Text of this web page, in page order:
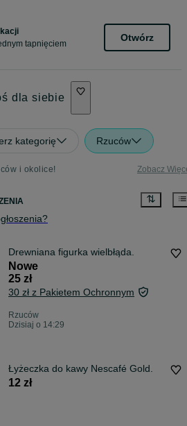
tapnięciem
Otwórz
dla siebie
kategorię Rzuców
i okolice! Zobacz
Drewniana figurka wielbłąda.
Nowe
25 zł
30 zł z Pakietem Ochronnym
Rzuców
Dzisiaj o 14:29
Łyżeczka do kawy Nescafé Gold.
12 zł